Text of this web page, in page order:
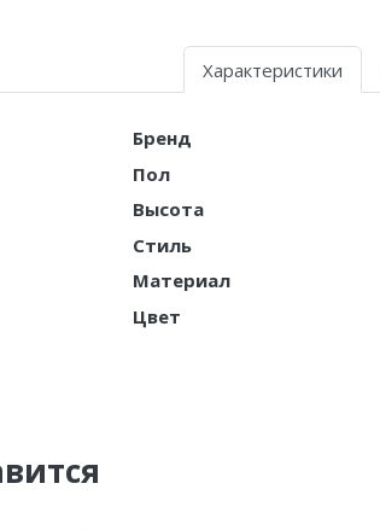
Характеристики
Бренд
Пол
Высота
Стиль
Материал
Цвет